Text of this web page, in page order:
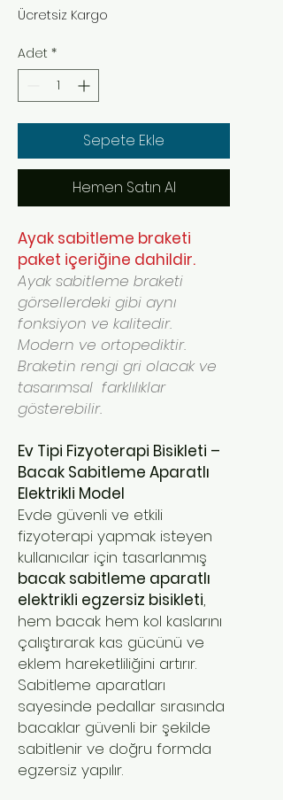
Ücretsiz Kargo
Adet *
Sepete Ekle
Hemen Satın Al
Ayak sabitleme braketi
paket içeriğine dahildir.
Ayak sabitleme braketi
görsellerdeki gibi aynı
fonksiyon ve kalitedir.
Modern ve ortopediktir.
Braketin rengi gri olacak ve
tasarımsal farklılıklar
gösterebilir.
Ev Tipi Fizyoterapi Bisikleti –
Bacak Sabitleme Aparatlı
Elektrikli Model
Evde güvenli ve etkili
fizyoterapi yapmak isteyen
kullanıcılar için tasarlanmış
bacak sabitleme aparatlı
elektrikli egzersiz bisikleti,
hem bacak hem kol kaslarını
çalıştırarak kas gücünü ve
eklem hareketliliğini artırır.
Sabitleme aparatları
sayesinde pedallar sırasında
bacaklar güvenli bir şekilde
sabitlenir ve doğru formda
egzersiz yapılır.